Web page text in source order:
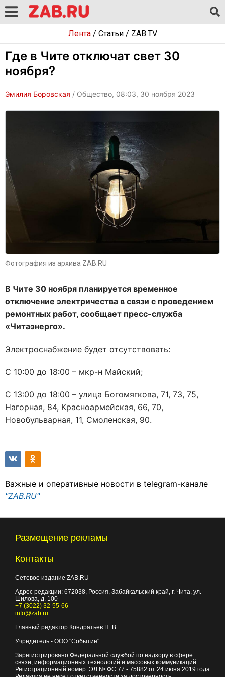
Лента/ Статьи/ ZAB.TV
Где в Чите отключат свет 30
ноября?
Эмилия Боровская / Общество, 08:03, 30 ноября 2023
Фотография из архива ZAB.RU
В Чите 30 ноября планируется временное
отключение электричества в связи с проведением
ремонтных работ, сообщает пресс-служба
«Читаэнерго».
Электроснабжение будет отсутствовать:
С 10:00 до 18:00 – мкр-н Майский;
С 13:00 до 18:00 – улица Богомягкова, 71, 73, 75,
Нагорная, 84, Красноармейская, 66, 70,
Новобульварная, 11, Смоленская, 90.
Важные и оперативные новости в telegram-канале
"ZAB.RU"
Размещение рекламы
Контакты
Сетевое издание ZAB.RU
Адрес редакции: 672038 , Россия, Забайкальский край, г. Чита ул.
Шилова, д. 100
+7 (3022) 32-55-66
info@zab.ru
Главный редактор Кондратьев Н. В.
Учредитель - ООО "Событие"
Зарегистрировано Федеральной службой по надзору в сфере
связи, информационных технологий и массовых коммуникаций.
Регистрационный номер: ЭЛ № ФС 77 - 75882 от 24 июня 2019 года